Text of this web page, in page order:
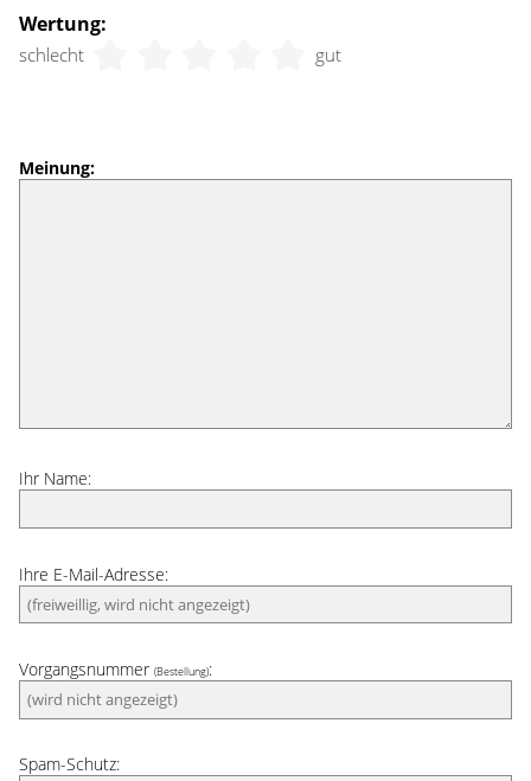
Wertung:
schlecht gut
Meinung:
Ihr Name:
Ihre E-Mail-Adresse:
Vorgangsnummer (Bestellung):
Spam-Schutz: